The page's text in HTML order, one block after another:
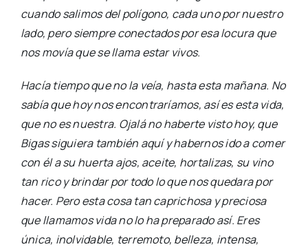
cuando salimos del polígono, cada uno por nuestro
lado, pero siempre conectados por esa locura que
nos movía que se llama estar vivos.
Hacía tiempo que no la veía, hasta esta mañana. No
sabía que hoy nos encontraríamos, así es esta vida,
que no es nuestra. Ojalá no haberte visto hoy, que
Bigas siguiera también aquí y habernos ido a comer
con él a su huerta ajos, aceite, hortalizas, su vino
tan rico y brindar por todo lo que nos quedara por
hacer. Pero esta cosa tan caprichosa y preciosa
que llamamos vida no lo ha preparado así. Eres
única, inolvidable, terremoto, belleza, intensa,